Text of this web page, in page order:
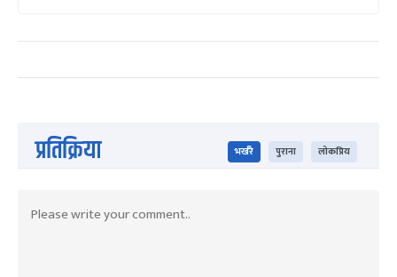
प्रतिक्रिया भर्खरै पुराना लोकप्रिय